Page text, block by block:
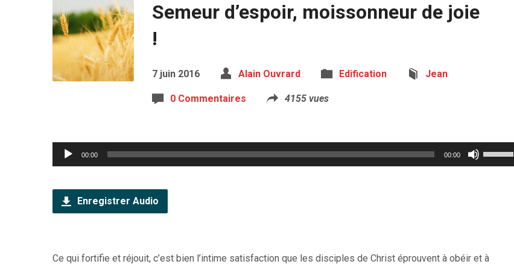
Semeur d’espoir, moissonneur de joie
!
7 juin 2016 Alain Ouvrard Edification Jean
0 Commentaires 4155 vues
Lecteur
audio
00:00 00:00
Utilisez
les
ou
Enregistrer Audio
Ce qui fortifie et réjouit, c’est bien l’intime satisfaction que les disciples de Christ éprouvent à obéir et à